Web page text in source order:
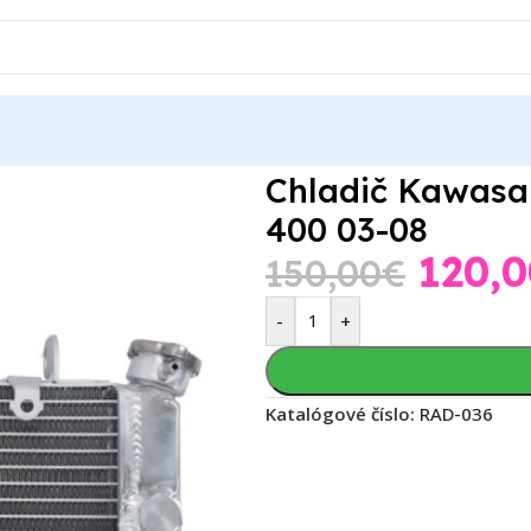
Chladič
400 03-08
150,00€
- +
Katalógové číslo: RAD-036